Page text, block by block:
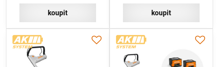
koupit koupit